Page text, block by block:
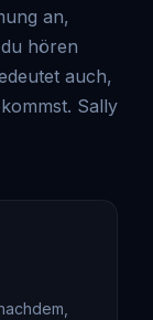
an,
hören
auch,
Sally